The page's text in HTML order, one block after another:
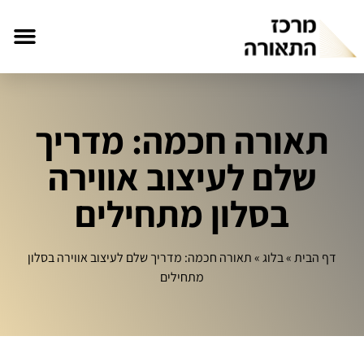
תאורה חכמה: מדריך
שלם לעיצוב אווירה
בסלון מתחילים
דף הבית»בלוג»תאורה חכמה: מדריך שלם לעיצוב אווירה בסלון
מתחילים